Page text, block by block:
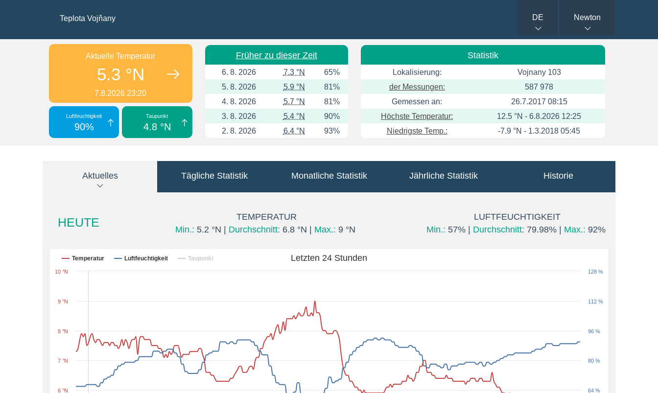
Teplota Vojňany DE Newton
Aktuelle Temperatur
5.3 °N
7.8.2026 23:20
Luftfeuchtigkeit
90%
Taupunkt
4.8 °N
Früher zu dieser Zeit
6. 8. 2026 7.3 °N
65%
5. 8. 2026
5.9 °N
81%
4. 8. 2026
5.7 °N
81%
3. 8. 2026
5.4 °N
90%
2. 8. 2026
6.4 °N 93%
Statistik
Lokalisierung:
Vojnany 103
der Messungen:
587 978
Gemessen an:
26.7.2017 08:15
Höchste Temperatur:
12.5 °N - 6.8.2026 12:25
Niedrigste Temp.:
-7.9 °N - 1.3.2018 05:45
Aktuelles Tägliche Statistik Monatliche Statistik Jährliche Statistik Historie
HEUTE
TEMPERATUR
Min.: 5.2 °N | Durchschnitt: 6.8 °N | Max.: 9 °N
LUFTFEUCHTIGKEIT
Min.: 57% | Durchschnitt: 79.98% | Max.: 92%
Letzten 24 Stunden
Temperatur Luftfeuchtigkeit Taupunkt
6 °N
7 °N
8 °N
9 °N
10 °N
64 %
80 %
96 %
112 %
128 %